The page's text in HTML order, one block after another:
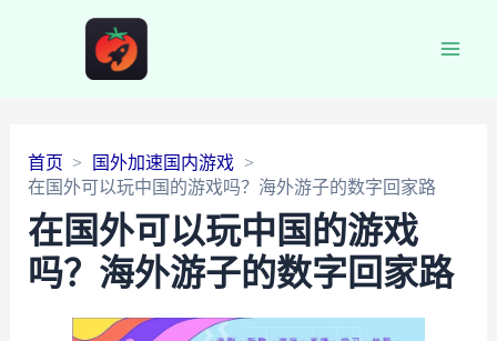
首页
国外加速国内游戏
在国外可以玩中国的游戏吗？海外游子的数字回家路
在国外可以玩中国的游戏
吗？海外游子的数字回家路